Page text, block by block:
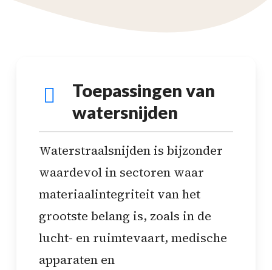
Toepassingen van
watersnijden
Waterstraalsnijden is bijzonder
waardevol in sectoren waar
materiaalintegriteit van het
grootste belang is, zoals in de
lucht- en ruimtevaart, medische
apparaten en